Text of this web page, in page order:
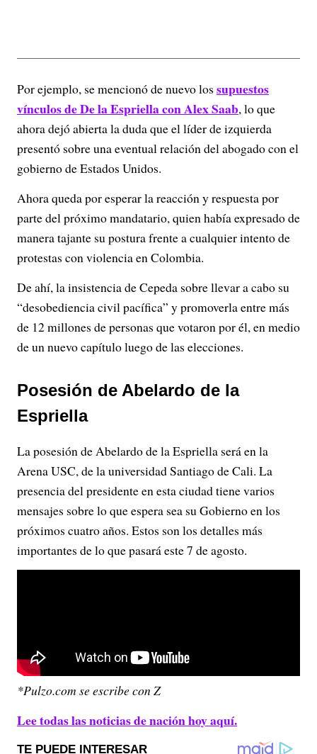
Por ejemplo, se mencionó de nuevo los supuestos
vínculos de De la Espriella con Alex Saab, lo que
ahora dejó abierta la duda que el líder de izquierda
presentó sobre una eventual relación del abogado con el
gobierno de Estados Unidos.
Ahora queda por esperar la reacción y respuesta por
parte del próximo mandatario, quien había expresado de
manera tajante su postura frente a cualquier intento de
protestas con violencia en Colombia.
De ahí, la insistencia de Cepeda sobre llevar a cabo su
“desobediencia civil pacífica” y promoverla entre más
de 12 millones de personas que votaron por él, en medio
de un nuevo capítulo luego de las elecciones.
Posesión de Abelardo de la
Espriella
La posesión de Abelardo de la Espriella será en la
Arena USC, de la universidad Santiago de Cali. La
presencia del presidente en esta ciudad tiene varios
mensajes sobre lo que espera sea su Gobierno en los
próximos cuatro años. Estos son los detalles más
importantes de lo que pasará este 7 de agosto.
*Pulzo.com se escribe con Z
Lee todas las noticias de nación hoy aquí.